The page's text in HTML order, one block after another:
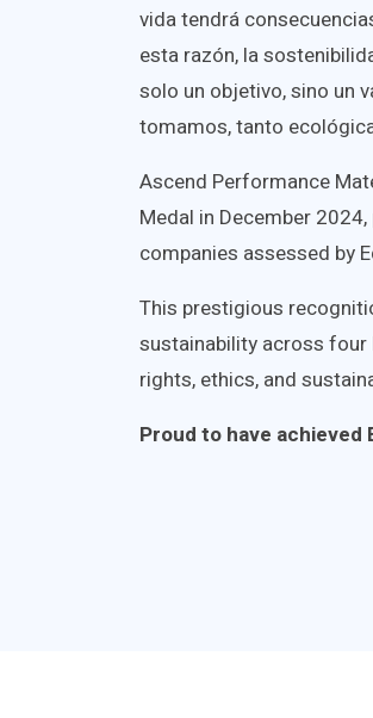
vida tendrá
esta razón, la
solo un objetivo, sino un
tomamos, tanto
Ascend Performance
Medal in December
companies assessed by
This prestigious
sustainability across four
rights, ethics, and
Proud to have achieved